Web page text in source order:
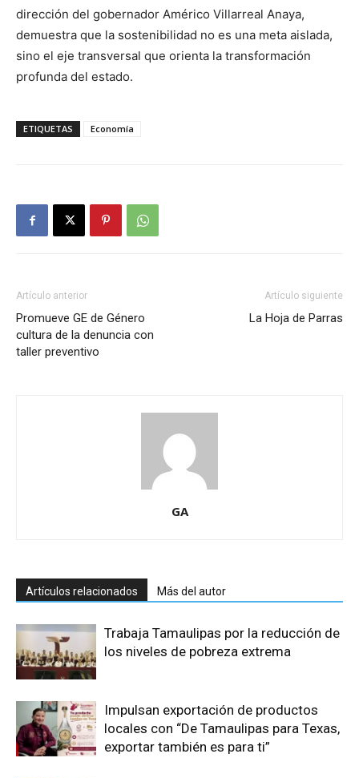
dirección del gobernador Américo Villarreal Anaya,
demuestra que la sostenibilidad no es una meta aislada,
sino el eje transversal que orienta la transformación
profunda del estado.
ETIQUETAS Economía
Artículo anterior
Promueve GE de Género
cultura de la denuncia con
taller preventivo
Artículo siguiente
La Hoja de Parras
GA
Artículos relacionados Más del autor
Trabaja Tamaulipas por la reducción de
los niveles de pobreza extrema
Impulsan exportación de productos
locales con “De Tamaulipas para Texas,
exportar también es para ti”